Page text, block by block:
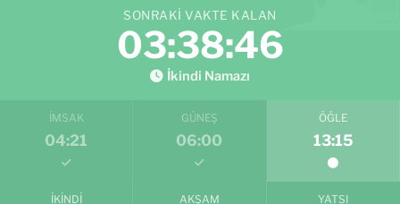
SONRAKI VAKTE KALAN
03:38:45
İkindi Namazı
İMSAK
04:21
GÜNEŞ
06:00
ÖĞLE
13:15
İKINDI AKŞAM YATSI